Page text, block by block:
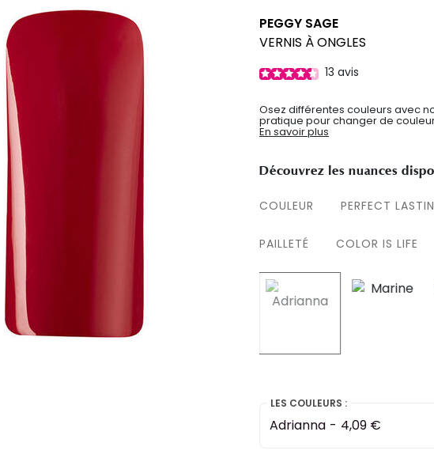
PEGGY SAGE
VERNIS À ONGLES
13 avis
Osez différentes couleurs avec
pratique pour changer de
En savoir plus
Découvrez les nuances
COULEUR PERFECT
PAILLETÉ COLOR IS LIFE
selected
LES COULEURS :
Adrianna - 4,09 €